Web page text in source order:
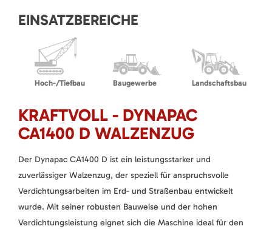
EINSATZBEREICHE
Hoch-/Tiefbau Baugewerbe Landschaftsbau
KRAFTVOLL - DYNAPAC
CA1400 D WALZENZUG
Der Dynapac CA1400 D ist ein leistungsstarker und
zuverlässiger Walzenzug, der speziell für anspruchsvolle
Verdichtungsarbeiten im Erd- und Straßenbau entwickelt
wurde. Mit seiner robusten Bauweise und der hohen
Verdichtungsleistung eignet sich die Maschine ideal für den